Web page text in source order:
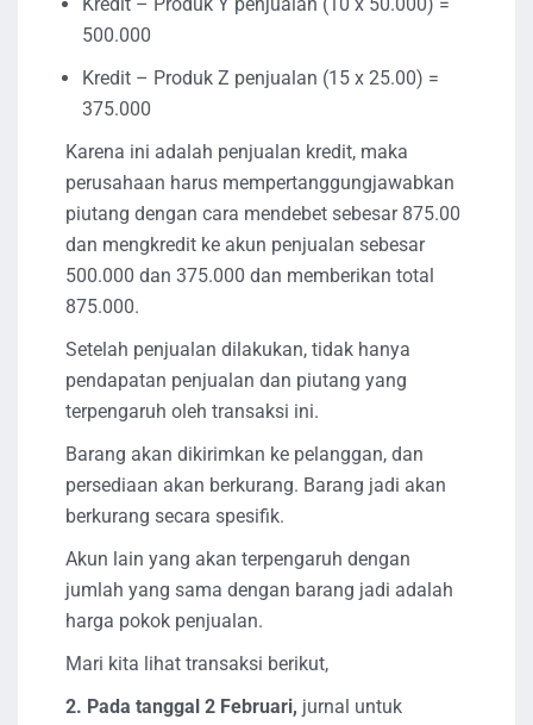
Kredit – Produk Y penjualan (10 x 50.000) =
500.000
Kredit – Produk Z penjualan (15 x 25.00) =
375.000
Karena ini adalah penjualan kredit, maka
perusahaan harus mempertanggungjawabkan
piutang dengan cara mendebet sebesar 875.00
dan mengkredit ke akun penjualan sebesar
500.000 dan 375.000 dan memberikan total
875.000.
Setelah penjualan dilakukan, tidak hanya
pendapatan penjualan dan piutang yang
terpengaruh oleh transaksi ini.
Barang akan dikirimkan ke pelanggan, dan
persediaan akan berkurang. Barang jadi akan
berkurang secara spesifik.
Akun lain yang akan terpengaruh dengan
jumlah yang sama dengan barang jadi adalah
harga pokok penjualan.
Mari kita lihat transaksi berikut,
2. Pada tanggal 2 Februari, jurnal untuk